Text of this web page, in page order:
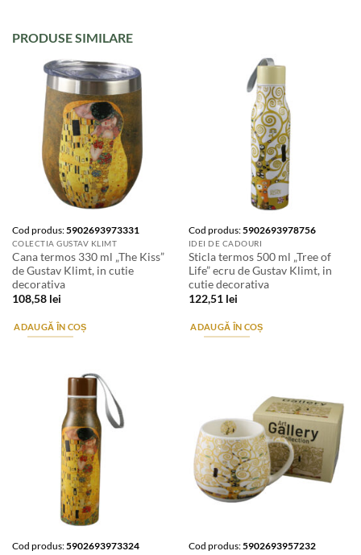
PRODUSE SIMILARE
Cod produs:5902693973331
COLECTIA GUSTAV KLIMT
Cana termos 330 ml „The Kiss”
de Gustav Klimt, in cutie
decorativa
108,58 lei
ADAUGĂ ÎN COȘ
Cod produs:5902693978756
IDEI DE CADOURI
Sticla termos 500 ml „Tree of
Life” ecru de Gustav Klimt, in
cutie decorativa
122,51 lei
ADAUGĂ ÎN COȘ
Cod produs:5902693973324 Cod produs:5902693957232